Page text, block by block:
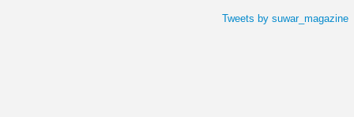
Tweets by suwar_magazine